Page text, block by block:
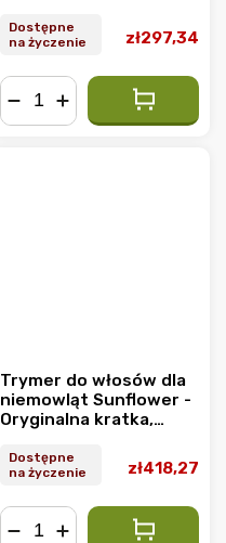
Dostępne
na życzenie
zł297,34
Trymer do włosów dla
niemowląt Sunflower -
Oryginalna kratka,
Dostępne
na życzenie
zł418,27